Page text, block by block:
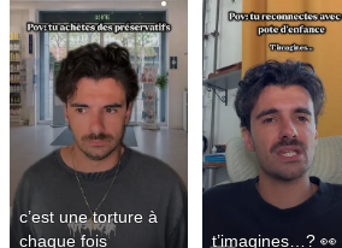
c’est une torture à
chaque fois
t’imagines…? 👀